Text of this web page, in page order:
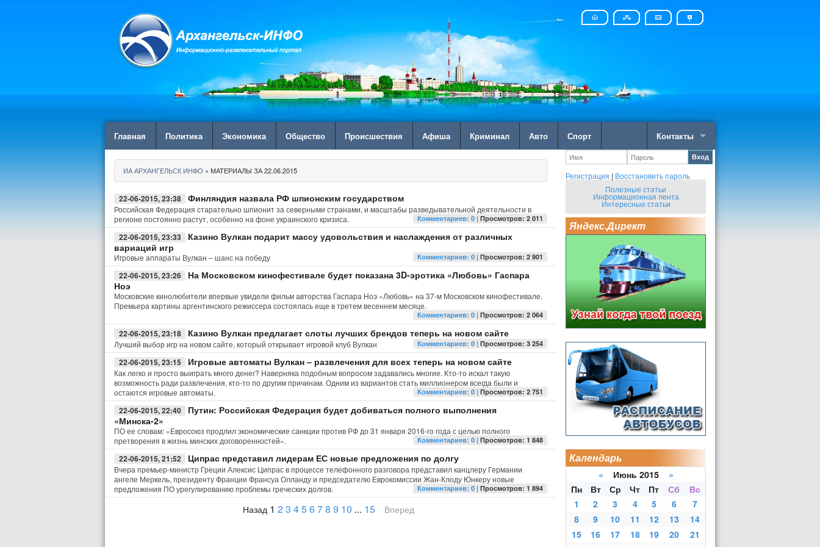
Главная Политика Экономика Общество Происшествия Афиша Криминал Авто Спорт Контакты
ИА АРХАНГЕЛЬСК ИНФО » МАТЕРИАЛЫ ЗА 22.06.2015
22-06-2015, 23:38 Финляндия назвала РФ шпионским государством
Российская Федерация старательно шпионит за северными странами, и масштабы разведывательной деятельности в
регионе постоянно растут, особенно на фоне украинского кризиса.
Комментариев: 0 |Просмотров: 2 011
22-06-2015, 23:33
Казино Вулкан подарит массу удовольствия и наслаждения от различных
вариаций игр
Игровые аппараты Вулкан – шанс на победу Комментариев: 0 |Просмотров: 2 901
22-06-2015, 23:26
На Московском кинофестивале будет показана 3D-эротика «Любовь» Гаспара
Ноэ
Московские кинолюбители впервые увидели фильм авторства Гаспара Ноэ «Любовь» на 37-м Московском кинофестивале.
Премьера картины аргентинского режиссера состоялась еще в третем весеннем месяце.
Комментариев: 0 |Просмотров: 2 064
22-06-2015, 23:18 Казино Вулкан предлагает слоты лучших брендов теперь на новом сайте
Лучший выбор игр на новом сайте, который открывает игровой клуб Вулкан Комментариев: 0 |Просмотров: 3 254
22-06-2015, 23:15 Игровые автоматы Вулкан – развлечения для всех теперь на новом сайте
Как легко и просто выиграть много денег? Наверняка подобным вопросом задавались многие. Кто-то искал такую
возможность ради развлечения, кто-то по другим причинам. Одним из вариантов стать миллионером всегда были и
остаются игровые автоматы.
Комментариев: 0 |Просмотров: 2 751
22-06-2015, 22:40
Путин: Российская Федерация будет добиваться полного выполнения
«Минска-2»
ПО ее словам: «Евросоюз продлил экономические санкции против РФ до 31 января 2016-го года с целью полного
претворения в жизнь минских договоренностей».
Комментариев: 0 |Просмотров: 1 848
22-06-2015, 21:52 Ципрас представил лидерам ЕС новые предложения по долгу
Вчера премьер-министр Греции Алексис Ципрас в процессе телефонного разговора представил канцлеру Германии
ангеле Меркель, президенту Франции Франсуа Олланду и председателю Еврокомиссии Жан-Клоду Юнкеру новые
предложения ПО урегулированию проблемы греческих долгов.
Комментариев: 0 |Просмотров: 1 894
Назад 1 23 45678 9 10 ... 15 Вперед
Вход
Регистрация | Восстановить пароль
Полезные статьи
Информационная лента
Интересные статьи
Яндекс.Директ
Календарь
« Июнь 2015 »
Пн
Вт Ср Чт Пт Сб
Вс
1
2 3 4 5 6
7
8
9 10 11 12 13
14
15
16 17 18 19 20
21